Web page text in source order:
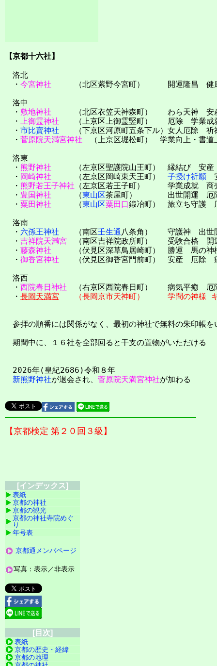
【京都十六社】
洛北
・ 今宮神社 （北区紫野今宮町） 開運隆昌 健
洛中
・ 敷地神社 （北区衣笠天神森町） わら天神 安
・ 上御霊神社 （上京区上御霊竪町） 厄除 学業成
・ 市比賣神社 （下京区河原町五条下ル）女人厄除 祈
・ 菅原院天満宮神社 （上京区堀松町） 学業向上・書道
洛東
・ 熊野神社 （左京区聖護院山王町） 縁結び 安産
・ 岡崎神社 （左京区岡崎東天王町） 子授け祈願
・ 熊野若王子神社 （左京区若王子町） 学業成就 商
・ 豊国神社 （東山区茶屋町） 出世開運 厄除
・ 粟田神社 （東山区粟田口鍛冶町） 旅立ち守護
洛南
・ 六孫王神社 （南区壬生通 八条角） 守護神 出世
・ 吉祥院天満宮 （南区吉祥院政所町） 受験合格 開
・ 藤森神社 （伏見区深草鳥居崎町） 勝運 馬の神
・ 御香宮神社 （伏見区御香宮門前町） 安産 厄除
洛西
・ 西院春日神社 （右京区西院春日町） 病気平癒 厄
・ 長岡天満宮 （長岡京市天神町） 学問の神様 キ
参拝の順番には関係がなく、最初の神社で無料の朱印帳
期間中に、１６社を全部回ると干支の置物がいただける
2026年(皇紀2686)令和８年
新熊野神社が退会され、 菅原院天満宮神社が加わる
【京都検定 第２０回３級】
[インデックス]
表紙
京都の神社
京都の観光
京都の神社寺院めぐ
り
年号表
京都通メンバページ
写真：表示／非表示
[目次]
表紙
京都の歴史・経緯
京都の地理